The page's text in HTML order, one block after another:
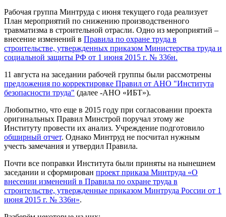
Рабочая группа Минтруда с июня текущего года реализует
План мероприятий по снижению производственного
травматизма в строительной отрасли. Одно из мероприятий –
внесение изменений в Правила по охране труда в
строительстве, утвержденных приказом Министерства труда и
социальной защиты РФ от 1 июня 2015 г. № 336н.
11 августа на заседании рабочей группы были рассмотрены
предложения по корректировке Правил от АНО "Института
безопасности труда" (далее -АНО «ИБТ»).
Любопытно, что еще в 2015 году при согласовании проекта
оригинальных Правил Минстрой поручал этому же
Институту провести их анализ. Учреждение подготовило
обширный отчет. Однако Минтруд не посчитал нужным
учесть замечания и утвердил Правила.
Почти все поправки Института были приняты на нынешнем
заседании и сформирован проект приказа Минтруда «О
внесении изменений в Правила по охране труда в
строительстве, утвержденные приказом Минтруда России от 1
июня 2015 г. № 336н».